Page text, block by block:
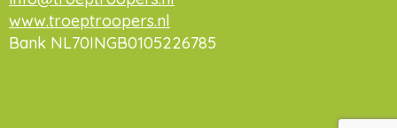
www.troeptroopers.nl
Bank NL70INGB0105226785